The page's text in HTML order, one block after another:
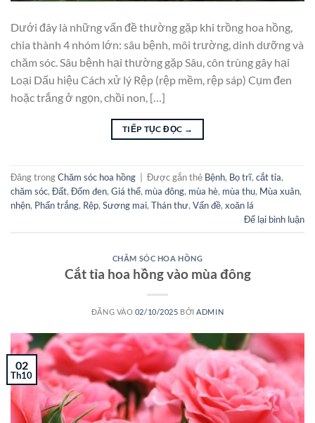
Dưới đây là những vấn đề thường gặp khi trồng hoa hồng,
chia thành 4 nhóm lớn: sâu bệnh, môi trường, dinh dưỡng và
chăm sóc. Sâu bệnh hại thường gặp Sâu, côn trùng gây hại
Loại Dấu hiệu Cách xử lý Rệp (rệp mềm, rệp sáp) Cụm đen
hoặc trắng ở ngọn, chồi non, […]
TIẾP TỤC ĐỌC →
Đăng trongChăm sóc hoa hồng Được gắn thẻ Bệnh, Bọ trĩ, cắt tỉa,
chăm sóc, Đất, Đốm đen, Giá thể, mùa đông, mùa hè, mùa thu, Mùa xuân,
nhện, Phấn trắng, Rệp, Sương mai, Thán thư, Vấn đề, xoăn lá
Để lại bình luận
CHĂM SÓC HOA HỒNG
Cắt tỉa hoa hồng vào mùa đông
ĐĂNG VÀO 02/10/2025 BỞIADMIN
02
Th10